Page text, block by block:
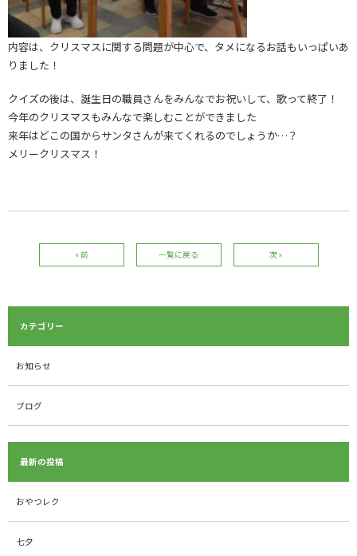
内容は、クリスマスに関する問題が中心で、タメになるお話もいっぱいあ
りました！
クイズの後は、誕生日の職員さんをみんなでお祝いして、歌って終了！
今年のクリスマスもみんなで楽しむことができました
来年はどこの国からサンタさんが来てくれるのでしょうか…？
メリークリスマス！
« 前 一覧に戻る 次 »
カテゴリー
お知らせ
ブログ
最新の投稿
おやつレク
七夕